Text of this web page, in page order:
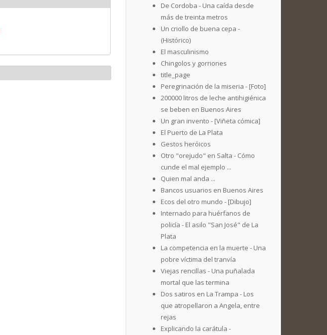
De Cordoba - Una caída desde
más de treinta metros
Un criollo de buena cepa -
(Histórico)
El masculinismo
Chingolos y gorriones
title_page
Peregrinación de la miseria - [Foto]
200000 litros de leche antihigiénica
se beben en Buenos Aires
Un gran invento - [Viñeta cómica]
El Puerto de La Plata
Gestos heróicos
Otro "orejudo" en Salta - Cómo
cunde el mal ejemplo ...
Quien mal anda ...
Bancos usuarios en Buenos Aires
Ecos del otro mundo - [Dibujo]
Internado para huérfanos de
policía - El asilo "San José" de La
Plata
La competencia en la muerte - Una
pobre víctima del tranvía
Viejas rencillas - Una puñalada
mortal que las termina
Dos satiros en La Trampa - Los
que atropellaron a Angela, entre
rejas
Explicando la carátula -